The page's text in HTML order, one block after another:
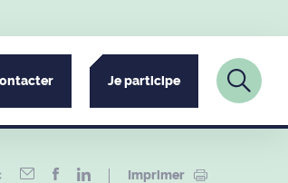
Je participe
Imprimer